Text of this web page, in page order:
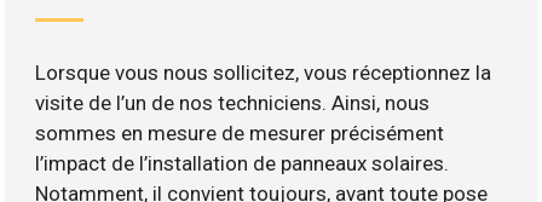
Lorsque vous nous sollicitez, vous réceptionnez la
visite de l’un de nos techniciens. Ainsi, nous
sommes en mesure de mesurer précisément
l’impact de l’installation de panneaux solaires.
Notamment, il convient toujours, avant toute pose